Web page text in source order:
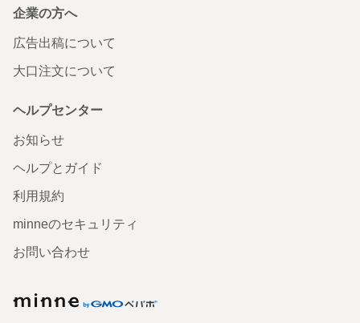
企業の方へ
広告出稿について
大口注文について
ヘルプセンター
お知らせ
ヘルプとガイド
利用規約
minneのセキュリティ
お問い合わせ